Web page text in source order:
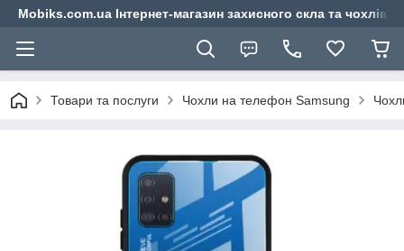
Mobiks.com.ua Інтернет-магазин захисного скла та чохлів
Товари та послуги Чохли на телефон Samsung